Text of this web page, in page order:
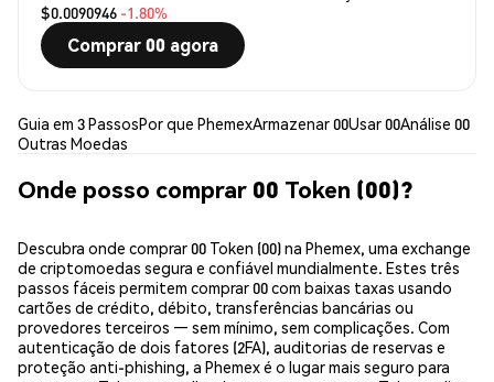
$0.0090946 -1.80%
Comprar 00 agora
Guia em 3 PassosPor que PhemexArmazenar 00Usar 00Análise 00
Outras Moedas
Onde posso comprar 00 Token (00)?
Descubra onde comprar 00 Token (00) na Phemex, uma exchange
de criptomoedas segura e confiável mundialmente. Estes três
passos fáceis permitem comprar 00 com baixas taxas usando
cartões de crédito, débito, transferências bancárias ou
provedores terceiros — sem mínimo, sem complicações. Com
autenticação de dois fatores (2FA), auditorias de reservas e
proteção anti-phishing, a Phemex é o lugar mais seguro para